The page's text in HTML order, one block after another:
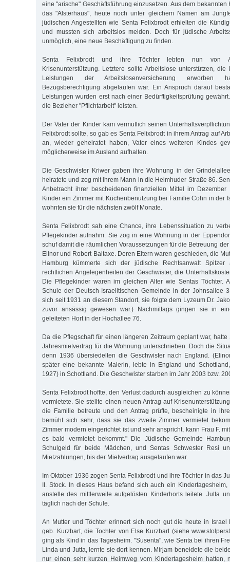
eine "arische" Geschäftsführung einzusetzen. Aus dem bekannten
das "Alsterhaus", heute noch unter gleichem Namen am
jüdischen Angestellten wie Senta Felixbrodt erhielten die
und mussten sich arbeitslos melden. Doch für jüdische
unmöglich, eine neue Beschäftigung zu finden.
Senta Felixbrodt und ihre Töchter lebten nun von
Krisenunterstützung. Letztere sollte Arbeitslose unterstützen, die
Leistungen der Arbeitslosenversicherung erworben
Bezugsberechtigung abgelaufen war. Ein Anspruch darauf
Leistungen wurden erst nach einer Bedürftigkeitsprüfung
die Bezieher "Pflichtarbeit" leisten.
Der Vater der Kinder kam vermutlich seinen
Felixbrodt sollte, so gab es Senta Felixbrodt in ihrem Antrag auf
an, wieder geheiratet haben, Vater eines weiteren Kindes
möglicherweise im Ausland aufhalten.
Die Geschwister Kriwer gaben ihre Wohnung in der
heiratete und zog mit ihrem Mann in die Heimhuder Straße 86.
Anbetracht ihrer bescheidenen finanziellen Mittel im
Kinder ein Zimmer mit Küchenbenutzung bei Familie Cohn in der
wohnten sie für die nächsten zwölf Monate.
Senta Felixbrodt sah eine Chance, ihre Lebenssituation zu
Pflegekinder aufnahm. Sie zog in eine Wohnung in der
schuf damit die räumlichen Voraussetzungen für die Betreuung
Elinor und Robert Baltaxe. Deren Eltern waren geschieden, die
Hamburg kümmerte sich der jüdische Rechtsanwalt
rechtlichen Angelegenheiten der Geschwister, die
Die Pflegekinder waren im gleichen Alter wie Sentas Töchter.
Schule der Deutsch-Israelitischen Gemeinde in der Johnsallee
sich seit 1931 an diesem Standort, sie folgte dem Lyzeum Dr.
zuvor ansässig gewesen war.) Nachmittags gingen sie in
geleiteten Hort in der Hochallee 76.
Da die Pflegschaft für einen längeren Zeitraum geplant war,
Jahresmietvertrag für die Wohnung unterschrieben. Doch die
denn 1936 übersiedelten die Geschwister nach England.
später eine bekannte Malerin, lebte in England und
1927) in Schottland. Die Geschwister starben im Jahr 2003 bzw.
Senta Felixbrodt hoffte, den Verlust dadurch ausgleichen zu
vermietete. Sie stellte einen neuen Antrag auf
die Familie betreute und den Antrag prüfte, bescheinigte in
bemüht sich sehr, dass sie das zweite Zimmer vermietet
Zimmer modern eingerichtet ist und sehr anspricht, kann Frau F.
es bald vermietet bekommt." Die Jüdische Gemeinde
Schulgeld für beide Mädchen, und Sentas Schwester Resi
Mietzahlungen, bis der Mietvertrag ausgelaufen war.
Im Oktober 1936 zogen Senta Felixbrodt und ihre Töchter in das
II. Stock. In dieses Haus befand sich auch ein
anstelle des mittlerweile aufgelösten Kinderhorts leitete. Jutta
täglich nach der Schule.
An Mutter und Töchter erinnert sich noch gut die heute in Israel
geb. Kurzbart, die Tochter von Else Kurzbart (siehe
ging als Kind in das Tagesheim. "Susenta", wie Senta bei ihren
Linda und Jutta, lernte sie dort kennen. Mirjam beneidete die
nur einen sehr kurzen Heimweg vom Kindertagesheim hatten,